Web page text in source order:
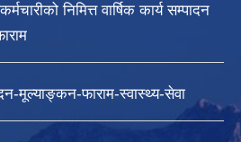
निमित्त वार्षिक कार्य सम्पादन
मूल्याङ्कन-फाराम-स्वास्थ्य-सेवा